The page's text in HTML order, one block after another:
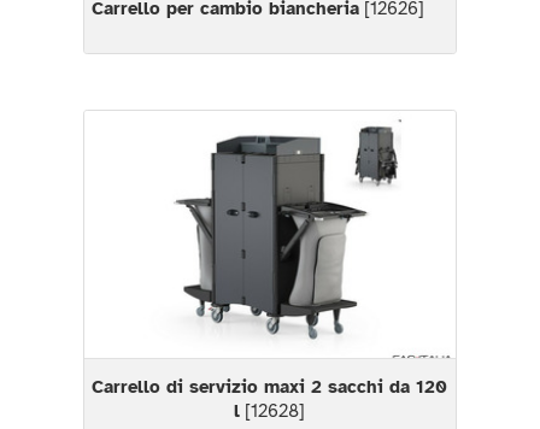
Carrello per cambio biancheria [12626]
Carrello di servizio maxi 2 sacchi da 120
l [12628]